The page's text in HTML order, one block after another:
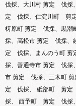
伐採、大川村 剪定 伐採
定 伐採、仁淀川町 剪
梼原町 剪定 伐採、黒
採、高松市 剪定 伐採
定 伐採、まんのう町
採、善通寺市 剪定 伐採
市 剪定 伐採、三木町
定 伐採、 砥部町 剪
採、 西予町 剪定 伐採